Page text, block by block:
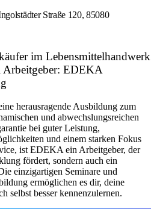
Straße 120, 85080
im Lebensmittelhandwerk
Arbeitgeber: EDEKA
herausragende Ausbildung zum
und abwechslungsreichen
bei guter Leistung,
und einem starken Fokus
ist EDEKA ein Arbeitgeber, der
fördert, sondern auch ein
einzigartigen Seminare und
ermöglichen es dir, deine
selbst besser kennenzulernen.